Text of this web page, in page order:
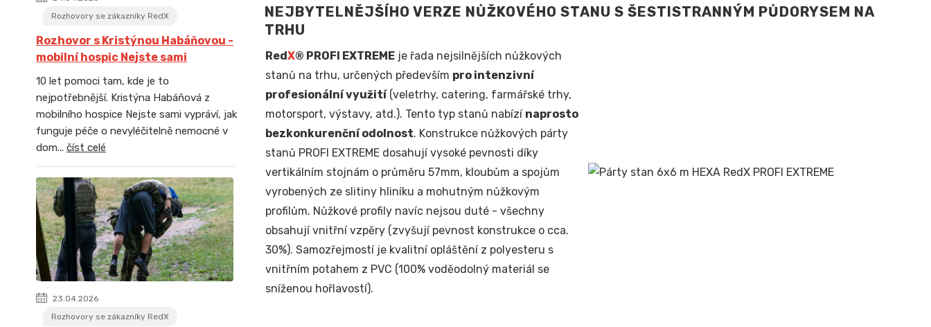
Rozhovory se zákazníky RedX
Rozhovor s Kristýnou Habáňovou -
mobilní hospic Nejste sami
10 let pomoci tam, kde je to
nejpotřebnější. Kristýna Habáňová z
mobilního hospice Nejste sami vypráví, jak
funguje péče o nevyléčitelně nemocné v
dom... číst celé
23.04.2026
Rozhovory se zákazníky RedX
NEJBYTELNĚJŠÍHO VERZE NŮŽKOVÉHO STANU S ŠESTISTRANNÝM PŮDORYSEM NA
TRHU
RedX® PROFI EXTREMEje řada nejsilnějších nůžkových
stanů na trhu, určených především pro intenzivní
profesionální využití(veletrhy, catering, farmářské trhy,
motorsport, výstavy, atd.). Tento typ stanů nabízí naprosto
bezkonkurenční odolnost. Konstrukce nůžkových párty
stanů PROFI EXTREME dosahují vysoké pevnosti díky
vertikálním stojnám o průměru 57mm, kloubům a spojům
vyrobených ze slitiny hliníku a mohutným nůžkovým
profilům. Nůžkové profily navíc nejsou duté - všechny
obsahují vnitřní vzpěry (zvyšují pevnost konstrukce o cca.
30%). Samozřejmostí je kvalitní opláštění z polyesteru s
vnitřním potahem z PVC (100% voděodolný materiál se
sníženou hořlavostí).